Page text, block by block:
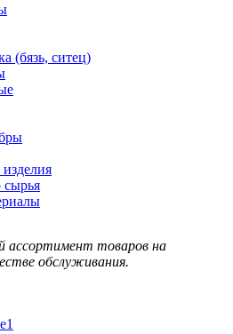
(бязь, ситец)
сырья
ассортимент товаров на
обслуживания.